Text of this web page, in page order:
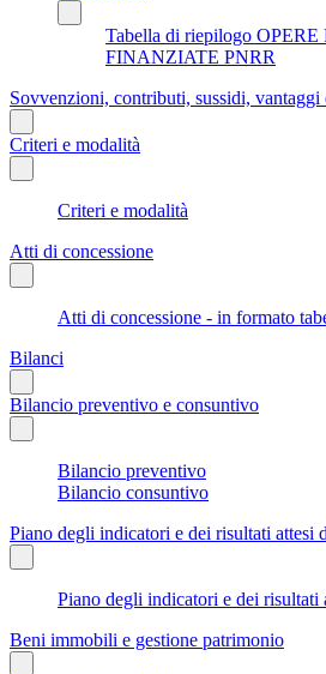
Tabella di riepilogo
FINANZIATE PNRR
Sovvenzioni, contributi, sussidi, vantaggi
Criteri e modalità
Criteri e modalità
Atti di concessione
Atti di concessione - in formato
Bilanci
Bilancio preventivo e consuntivo
Bilancio preventivo
Bilancio consuntivo
Piano degli indicatori e dei risultati attesi
Piano degli indicatori e dei risultati
Beni immobili e gestione patrimonio